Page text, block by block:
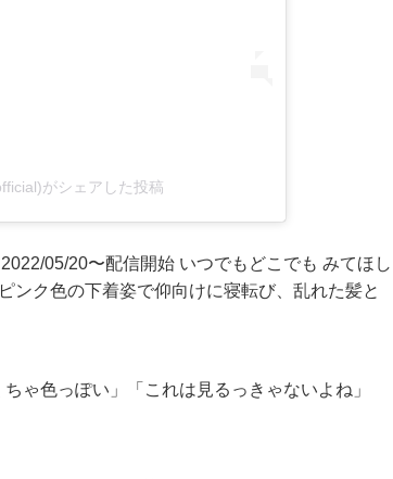
がシェアした投稿
05/20〜配信開始 いつでもどこでも みてほし
ンク色の下着姿で仰向けに寝転び、乱れた髪と
ゃ色っぽい」「これは見るっきゃないよね」